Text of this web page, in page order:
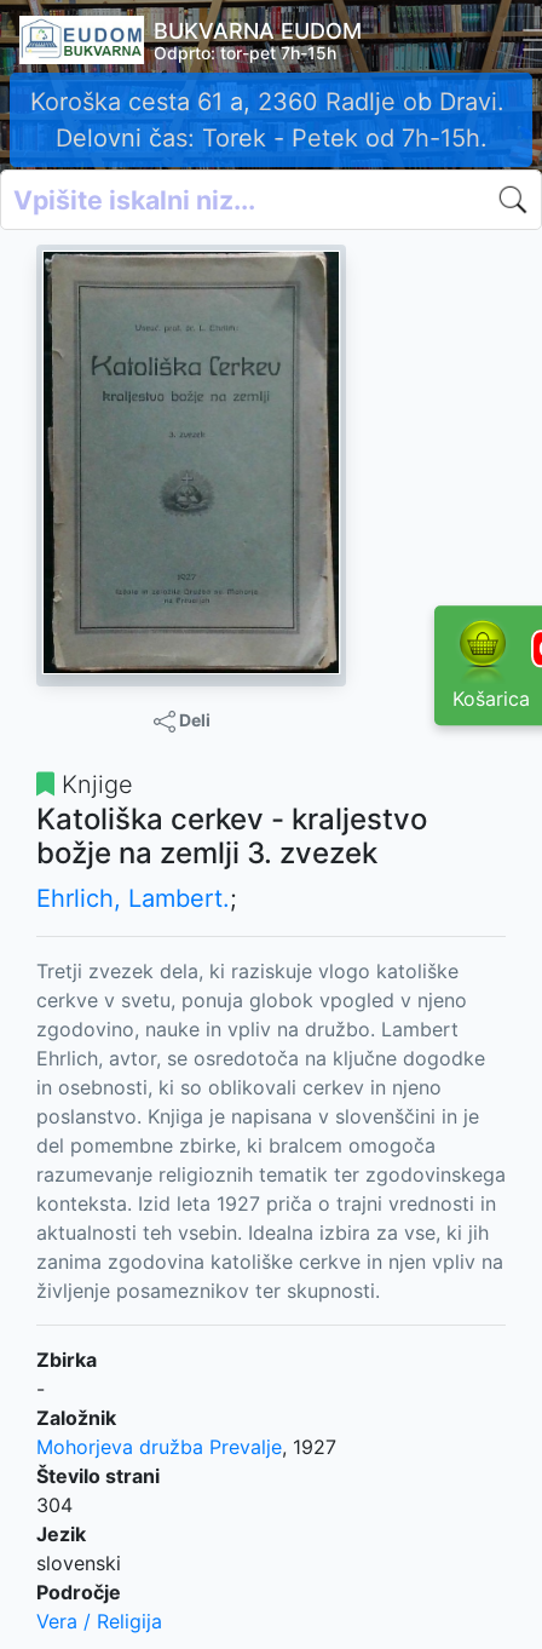
BUKVARNA EUDOM
Odprto: tor-pet 7h-15h
Koroška cesta 61 a, 2360 Radlje ob Dravi.
Delovni čas: Torek - Petek od 7h-15h.
Košarica
Deli
Knjige
Katoliška cerkev - kraljestvo
božje na zemlji 3. zvezek
Ehrlich, Lambert.;
Tretji zvezek dela, ki raziskuje vlogo katoliške
cerkve v svetu, ponuja globok vpogled v njeno
zgodovino, nauke in vpliv na družbo. Lambert
Ehrlich, avtor, se osredotoča na ključne dogodke
in osebnosti, ki so oblikovali cerkev in njeno
poslanstvo. Knjiga je napisana v slovenščini in je
del pomembne zbirke, ki bralcem omogoča
razumevanje religioznih tematik ter zgodovinskega
konteksta. Izid leta 1927 priča o trajni vrednosti in
aktualnosti teh vsebin. Idealna izbira za vse, ki jih
zanima zgodovina katoliške cerkve in njen vpliv na
življenje posameznikov ter skupnosti.
Zbirka
-
Založnik
Mohorjeva družba Prevalje, 1927
Število strani
304
Jezik
slovenski
Področje
Vera / Religija